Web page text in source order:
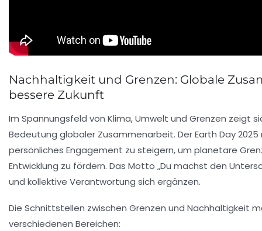
Nachhaltigkeit und Grenzen: Globale
bessere Zukunft
Im Spannungsfeld von Klima, Umwelt und Grenzen zeigt
Bedeutung globaler Zusammenarbeit. Der Earth Day
persönliches Engagement zu steigern, um planetare
Entwicklung zu fördern. Das Motto „Du machst den
und kollektive Verantwortung sich ergänzen.
Die Schnittstellen zwischen Grenzen und Nachhaltigkeit
verschiedenen Bereichen: